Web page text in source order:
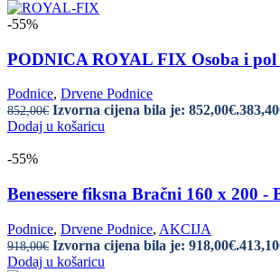
-55%
PODNICA ROYAL FIX Osoba i pol
Podnice, Drvene Podnice
852,00€ Izvorna cijena bila je: 852,00€.383,40
Dodaj u košaricu
-55%
Benessere fiksna Bračni 160 x 200 -
Podnice, Drvene Podnice, AKCIJA
918,00€ Izvorna cijena bila je: 918,00€.413,10
Dodaj u košaricu